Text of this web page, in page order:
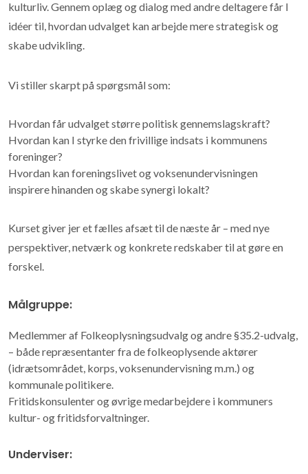
kulturliv. Gennem oplæg og dialog med andre deltagere får I
idéer til, hvordan udvalget kan arbejde mere strategisk og
skabe udvikling.
Vi stiller skarpt på spørgsmål som:
Hvordan får udvalget større politisk gennemslagskraft?
Hvordan kan I styrke den frivillige indsats i kommunens
foreninger?
Hvordan kan foreningslivet og voksenundervisningen
inspirere hinanden og skabe synergi lokalt?
Kurset giver jer et fælles afsæt til de næste år – med nye
perspektiver, netværk og konkrete redskaber til at gøre en
forskel.
Målgruppe:
Medlemmer af Folkeoplysningsudvalg og andre §35.2-udvalg,
– både repræsentanter fra de folkeoplysende aktører
(idrætsområdet, korps, voksenundervisning m.m.) og
kommunale politikere.
Fritidskonsulenter og øvrige medarbejdere i kommuners
kultur- og fritidsforvaltninger.
Underviser: